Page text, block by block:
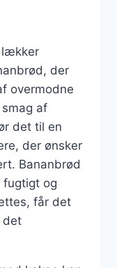
lækker
der
overmodne
af
det til en
der ønsker
Bananbrød
og
får det
det